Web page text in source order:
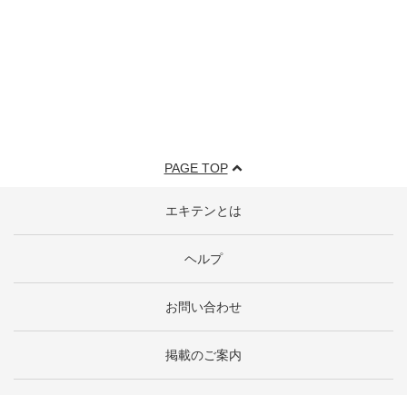
PAGE TOP
エキテンとは
ヘルプ
お問い合わせ
掲載のご案内